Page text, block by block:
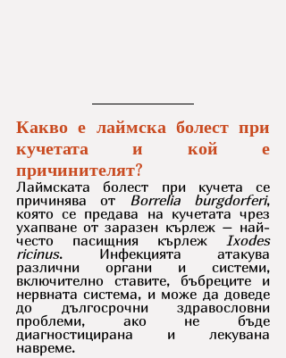
Какво е лаймска болест при
кучетата и кой е
причинителят?
Лаймската болест при кучета се
причинява от Borrelia burgdorferi,
която се предава на кучетата чрез
ухапване от заразен кърлеж – най-
често пасищния кърлеж Ixodes
ricinus. Инфекцията атакува
различни органи и системи,
включително ставите, бъбреците и
нервната система, и може да доведе
до дългосрочни здравословни
проблеми, ако не бъде
диагностицирана и лекувана
навреме.